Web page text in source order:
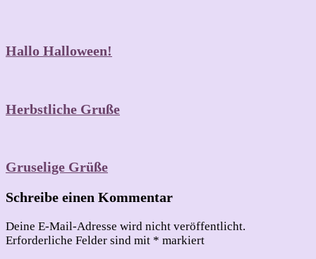
Hallo Halloween!
Herbstliche Gruße
Gruselige Grüße
Schreibe einen Kommentar
Deine E-Mail-Adresse wird nicht veröffentlicht.
Erforderliche Felder sind mit * markiert